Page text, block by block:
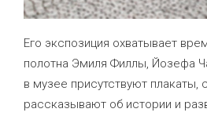
Его экспозиция охватывает
полотна Эмиля Филлы, Йозефа
в музее присутствуют плакаты,
рассказывают об истории и